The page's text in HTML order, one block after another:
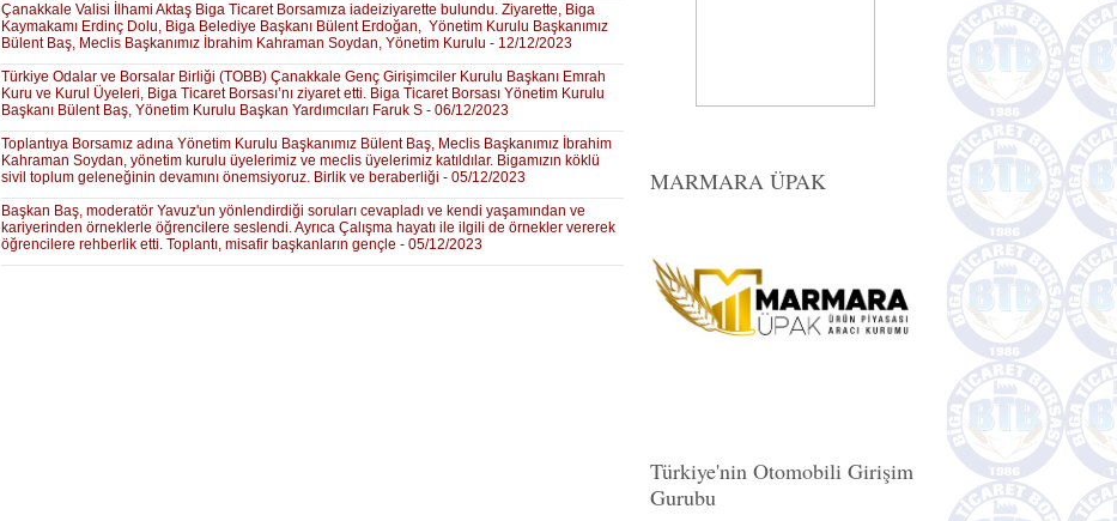
Çanakkale Valisi İlhami Aktaş Biga Ticaret Borsamıza iadeiziyarette bulundu. Ziyarette, Biga
Kaymakamı Erdinç Dolu, Biga Belediye Başkanı Bülent Erdoğan, Yönetim Kurulu Başkanımız
Bülent Baş, Meclis Başkanımız İbrahim Kahraman Soydan, Yönetim Kurulu - 12/12/2023
Türkiye Odalar ve Borsalar Birliği (TOBB) Çanakkale Genç Girişimciler Kurulu Başkanı Emrah
Kuru ve Kurul Üyeleri, Biga Ticaret Borsası’nı ziyaret etti. Biga Ticaret Borsası Yönetim Kurulu
Başkanı Bülent Baş, Yönetim Kurulu Başkan Yardımcıları Faruk S - 06/12/2023
Toplantıya Borsamız adına Yönetim Kurulu Başkanımız Bülent Baş, Meclis Başkanımız İbrahim
Kahraman Soydan, yönetim kurulu üyelerimiz ve meclis üyelerimiz katıldılar. Bigamızın köklü
sivil toplum geleneğinin devamını önemsiyoruz. Birlik ve beraberliği - 05/12/2023
Başkan Baş, moderatör Yavuz'un yönlendirdiği soruları cevapladı ve kendi yaşamından ve
kariyerinden örneklerle öğrencilere seslendi. Ayrıca Çalışma hayatı ile ilgili de örnekler vererek
öğrencilere rehberlik etti. Toplantı, misafir başkanların gençle - 05/12/2023
MARMARA ÜPAK
Türkiye'nin Otomobili Girişim
Gurubu